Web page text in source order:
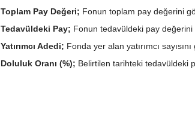
Toplam Pay Değeri; Fonun toplam pay değerini
Tedavüldeki Pay; Fonun tedavüldeki pay değerini
Yatırımcı Adedi; Fonda yer alan yatırımcı
Doluluk Oranı (%); Belirtilen tarihteki tedavüldeki